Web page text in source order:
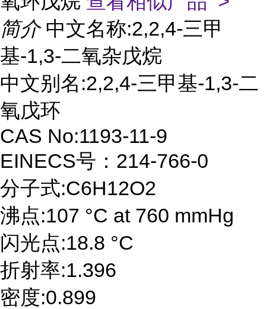
简介 中文名称:2,2,4-三甲
基-1,3-二氧杂戊烷
中文别名:2,2,4-三甲基-1,3-二
氧戊环
CAS No:1193-11-9
EINECS号：214-766-0
分子式:C6H12O2
沸点:107 °C at 760 mmHg
闪光点:18.8 °C
折射率:1.396
密度:0.899